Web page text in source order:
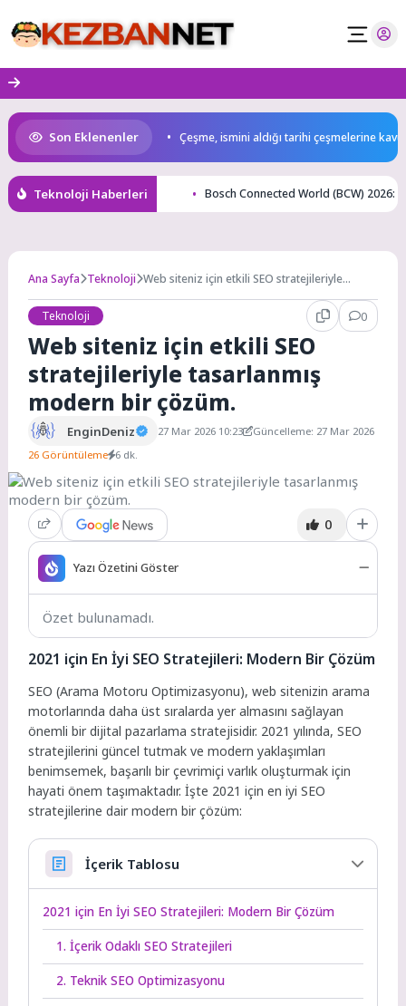
to
content
Son Eklenenler
dinledi Çeşme, ismini aldığı tarihi çeşmelerine kavuşuyor
Teknoloji Haberleri Bosch Connected World (BCW)
Ana Sayfa Teknoloji Web siteniz için etkili SEO stratejileriyle
Teknoloji
0
Web siteniz için etkili SEO
stratejileriyle tasarlanmış
modern bir çözüm.
EnginDeniz 27 Mar 2026 10:23
Güncelleme: 27 Mar 2026
26 Görüntüleme 6 dk.
0
Yazı Özetini Göster
Özet bulunamadı.
2021 için En İyi SEO Stratejileri: Modern Bir Çözüm
SEO (Arama Motoru Optimizasyonu), web sitenizin arama
motorlarında daha üst sıralarda yer almasını sağlayan
önemli bir dijital pazarlama stratejisidir. 2021 yılında, SEO
stratejilerini güncel tutmak ve modern yaklaşımları
benimsemek, başarılı bir çevrimiçi varlık oluşturmak için
hayati önem taşımaktadır. İşte 2021 için en iyi SEO
stratejilerine dair modern bir çözüm:
İçerik Tablosu
2021 için En İyi SEO Stratejileri: Modern Bir Çözüm
1. İçerik Odaklı SEO Stratejileri
2. Teknik SEO Optimizasyonu